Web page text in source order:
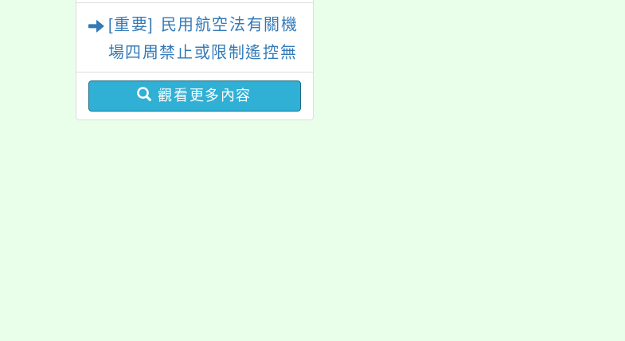
請參考運用，請查照。
[重要] 民用航空法有關機
場四周禁止或限制遙控無
人機飛航活動規定
觀看更多內容